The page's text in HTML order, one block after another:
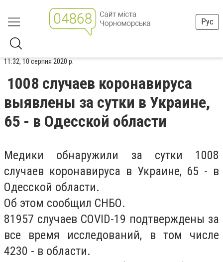
Рус
11:32, 10 серпня 2020 р.
1008 случаев коронавируса
выявлены за сутки в Украине,
65 - в Одесской области
Медики обнаружили за сутки 1008
случаев коронавируса в Украине, 65 - в
Одесской области.
Об этом сообщил СНБО.
81957 случаев COVID-19 подтверждены за
все время исследований, в том числе
4230 - в области.